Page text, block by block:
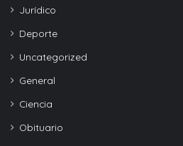
Jurídico
Deporte
Uncategorized
General
Ciencia
Obituario